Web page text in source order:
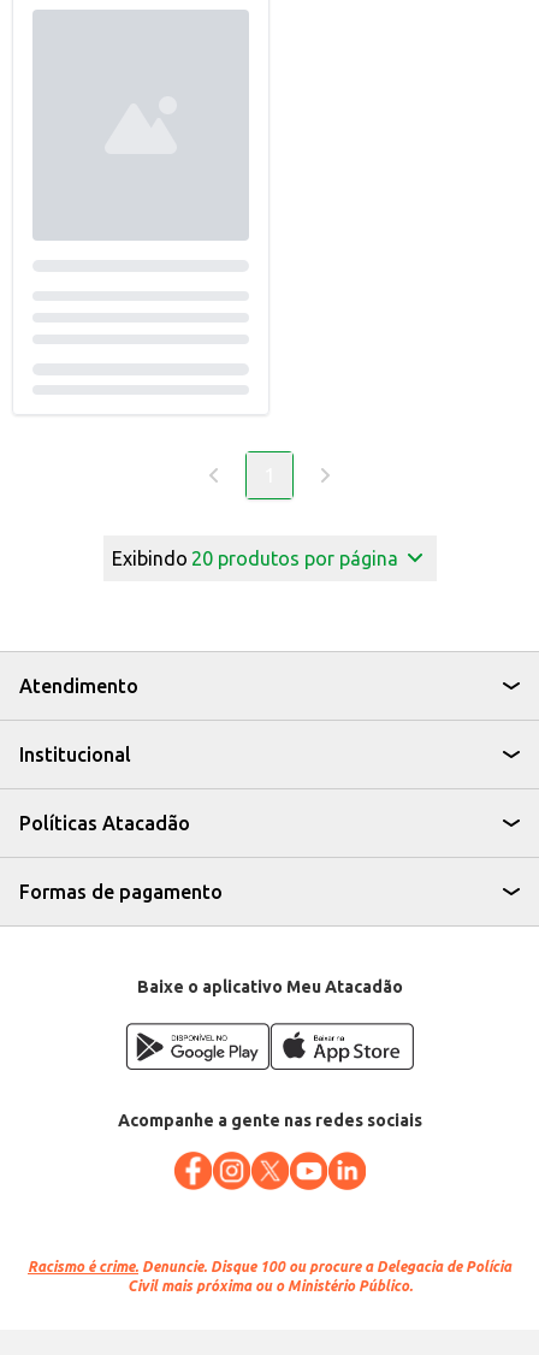
Exibindo 20produtos por página
Atendimento
Institucional
Políticas Atacadão
Formas de pagamento
Baixe o aplicativo Meu Atacadão
Acompanhe a gente nas redes sociais
Racismo é crime. Denuncie. Disque 100 ou procure a Delegacia de Polícia
Civil mais próxima ou o Ministério Público.